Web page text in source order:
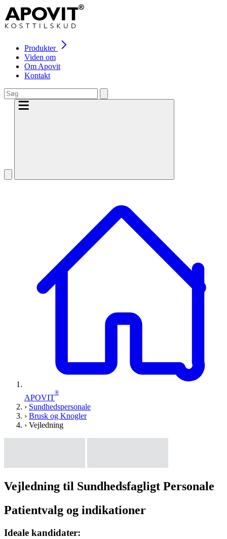
Produkter
Viden om
Om Apovit
Kontakt
APOVIT
®
› Sundhedspersonale
› Brusk og Knogler
› Vejledning
Vej­led­ning til Sund­heds­fag­ligt Per­so­nale
Patientvalg og indikationer
Ideale kandidater: